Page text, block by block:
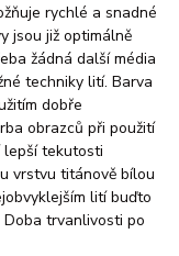
rychlé a snadné
jsou již optimálně
žádná další média
techniky lití. Barva
dobře
obrazců při použití
lepší tekutosti
vrstvu titánově bílou
lití buďto
Doba trvanlivosti po